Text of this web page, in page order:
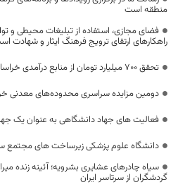
منطقه است
فضای مجازی، استفاده از تبلیغات محیطی و
راهکارهای ارتقای ترویج فرهنگ ایثار و شهادت
تحقق ۷۰۰ میلیارد تومان از منابع درآمدی خراسان جنوبی
دومین مزایده سراسری محدوده‌های معدنی
فعالیت های جهاد دانشگاهی به عنوان یک
دانشگاه علوم پزشکی زیرساخت های مجتمع
سیاه چادرهای عشایری بشرویه؛ آئینه زنده
گردشگران از سرتاسر ایران